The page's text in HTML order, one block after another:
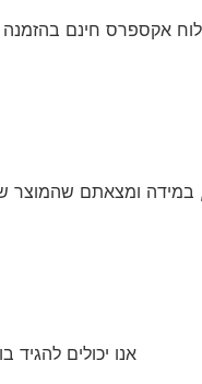
חינם בהזמנה מעל 199 ש”ח. משלוח עם שליח עד 3 ימי עסקים (עד 5 ימי עסקים
במידה ומצאתם שהמוצר
אנו יכולים